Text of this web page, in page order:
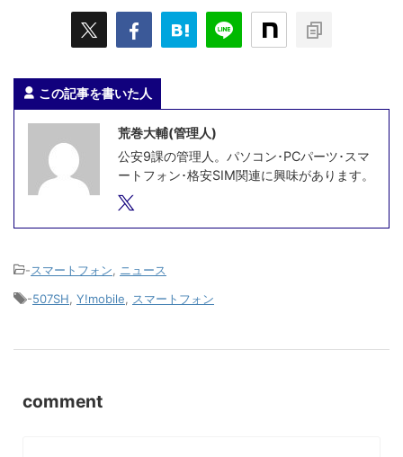
この記事を書いた人
荒巻大輔(管理人)
公安9課の管理人。パソコン･PCパーツ･スマ
ートフォン･格安SIM関連に興味があります。
-スマートフォン
ニュース
-507SH Y!mobile スマートフォン
comment